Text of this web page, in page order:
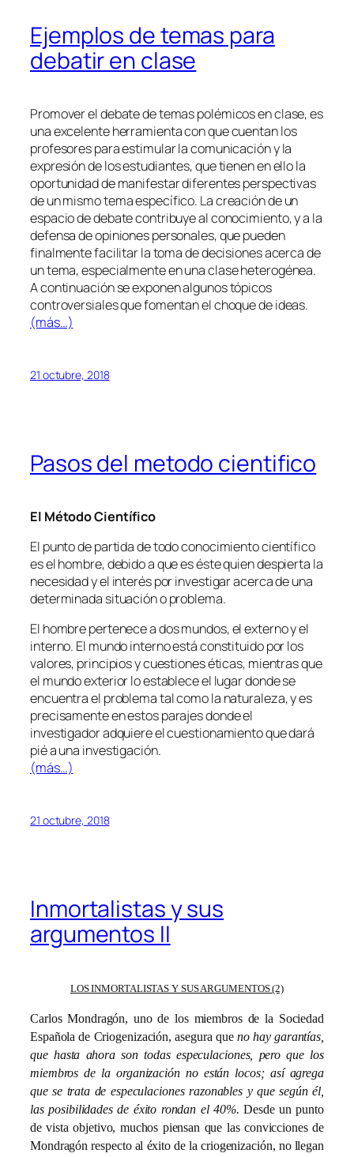
Ejemplos de temas para
debatir en clase
Promover el debate de temas polémicos en clase, es
una excelente herramienta con que cuentan los
profesores para estimular la comunicación y la
expresión de los estudiantes, que tienen en ello la
oportunidad de manifestar diferentes perspectivas
de un mismo tema específico. La creación de un
espacio de debate contribuye al conocimiento, y a la
defensa de opiniones personales, que pueden
finalmente facilitar la toma de decisiones acerca de
un tema, especialmente en una clase heterogénea.
A continuación se exponen algunos tópicos
controversiales que fomentan el choque de ideas.
(más…)
21 octubre, 2018
Pasos del metodo cientifico
El Método Científico
El punto de partida de todo conocimiento científico
es el hombre, debido a que es éste quien despierta la
necesidad y el interés por investigar acerca de una
determinada situación o problema.
El hombre pertenece a dos mundos, el externo y el
interno. El mundo interno está constituido por los
valores, principios y cuestiones éticas, mientras que
el mundo exterior lo establece el lugar donde se
encuentra el problema tal como la naturaleza, y es
precisamente en estos parajes donde el
investigador adquiere el cuestionamiento que dará
pié a una investigación.
(más…)
21 octubre, 2018
Inmortalistas y sus
argumentos II
LOS INMORTALISTAS Y SUS ARGUMENTOS (2)
Carlos Mondragón, uno de los miembros de la Sociedad
Española de Criogenización, asegura que no hay garantías,
que hasta ahora son todas especulaciones, pero que los
miembros de la organización no están locos; así agrega
que se trata de especulaciones razonables y que según él,
las posibilidades de éxito rondan el 40%. Desde un punto
de vista objetivo, muchos piensan que las convicciones de
Mondragón respecto al éxito de la criogenización, no llegan